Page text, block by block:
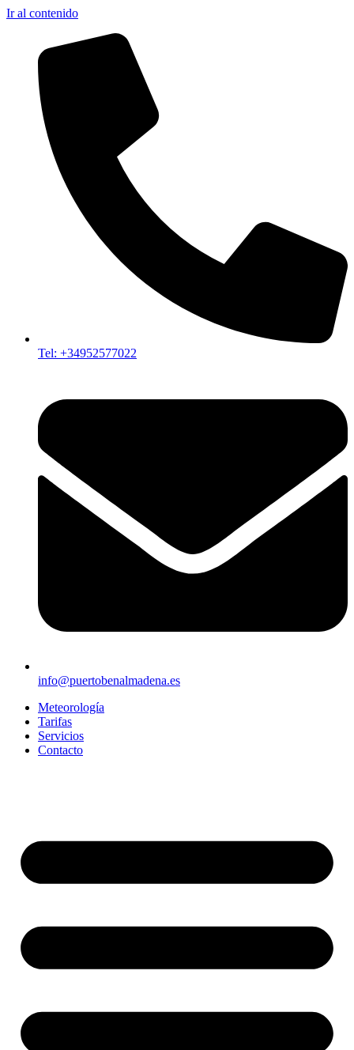
Ir al contenido
Tel: +34952577022
info@puertobenalmadena.es
Meteorología
Tarifas
Servicios
Contacto